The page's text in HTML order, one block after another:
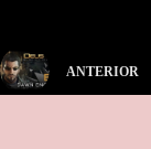
ANTERIOR